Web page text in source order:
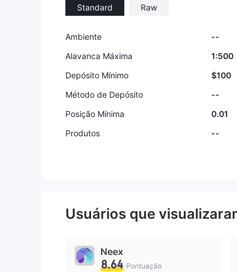
99
Standard Raw
Ambiente --
Alavanca Máxima
1:500
Depósito Mínimo
$100
Método de Depósito
--
Posição Mínima
0.01
Produtos
--
Usuários que
Neex
8.64 Pontuação